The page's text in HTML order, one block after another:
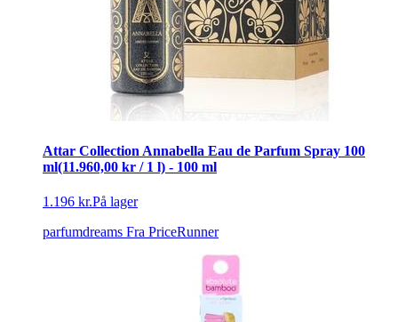
Attar Collection Annabella Eau de Parfum Spray 100
ml(11.960,00 kr / 1 l) - 100 ml
1.196 kr.På lager
parfumdreams Fra PriceRunner